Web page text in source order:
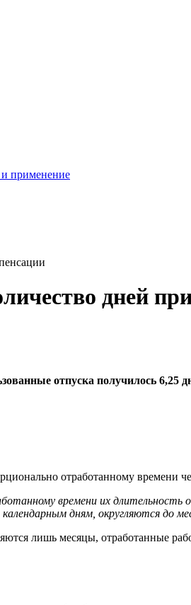
и применение
дней
отпуска получилось
отработанному времени
времени их
дням, округляются до
лишь месяцы, отработанные